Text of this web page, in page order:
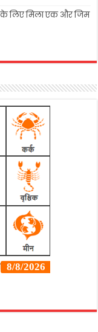
लिए मिला एक और जिम